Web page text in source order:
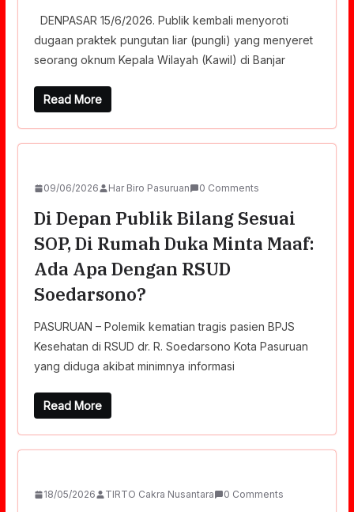
DENPASAR 15/6/2026. Publik kembali menyoroti
dugaan praktek pungutan liar (pungli) yang menyeret
seorang oknum Kepala Wilayah (Kawil) di Banjar
Read More
09/06/2026 Har Biro Pasuruan 0 Comments
Di Depan Publik Bilang Sesuai
SOP, Di Rumah Duka Minta Maaf:
Ada Apa Dengan RSUD
Soedarsono?
PASURUAN – Polemik kematian tragis pasien BPJS
Kesehatan di RSUD dr. R. Soedarsono Kota Pasuruan
yang diduga akibat minimnya informasi
Read More
18/05/2026 TIRTO Cakra Nusantara 0 Comments